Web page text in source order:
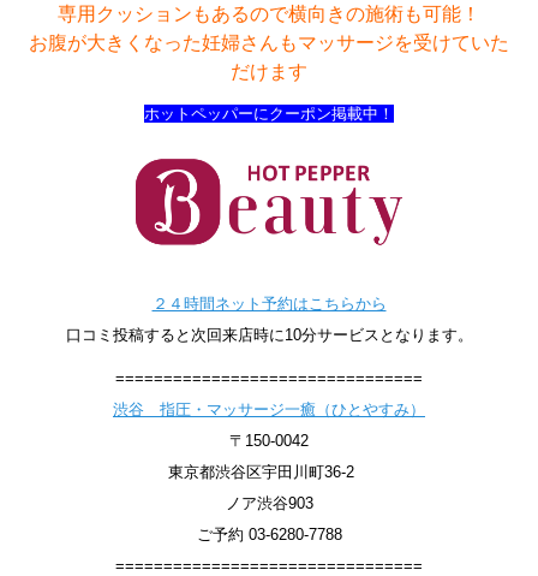
専用クッションもあるので横向きの施術も可能！
お腹が大きくなった妊婦さんもマッサージを受けていた
だけます
ホットペッパーにクーポン掲載中！
２４時間ネット予約はこちらから
口コミ投稿すると次回来店時に10分サービスとなります。
================================
渋谷 指圧・マッサージ一癒（ひとやすみ）
〒150-0042
東京都渋谷区宇田川町36-2
ノア渋谷903
ご予約 03-6280-7788
================================